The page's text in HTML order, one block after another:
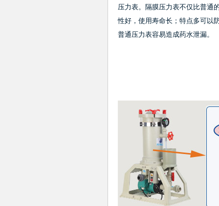
压力表。隔膜压力表不仅比普通
性好，使用寿命长；特点多可以
普通压力表容易造成药水泄漏。